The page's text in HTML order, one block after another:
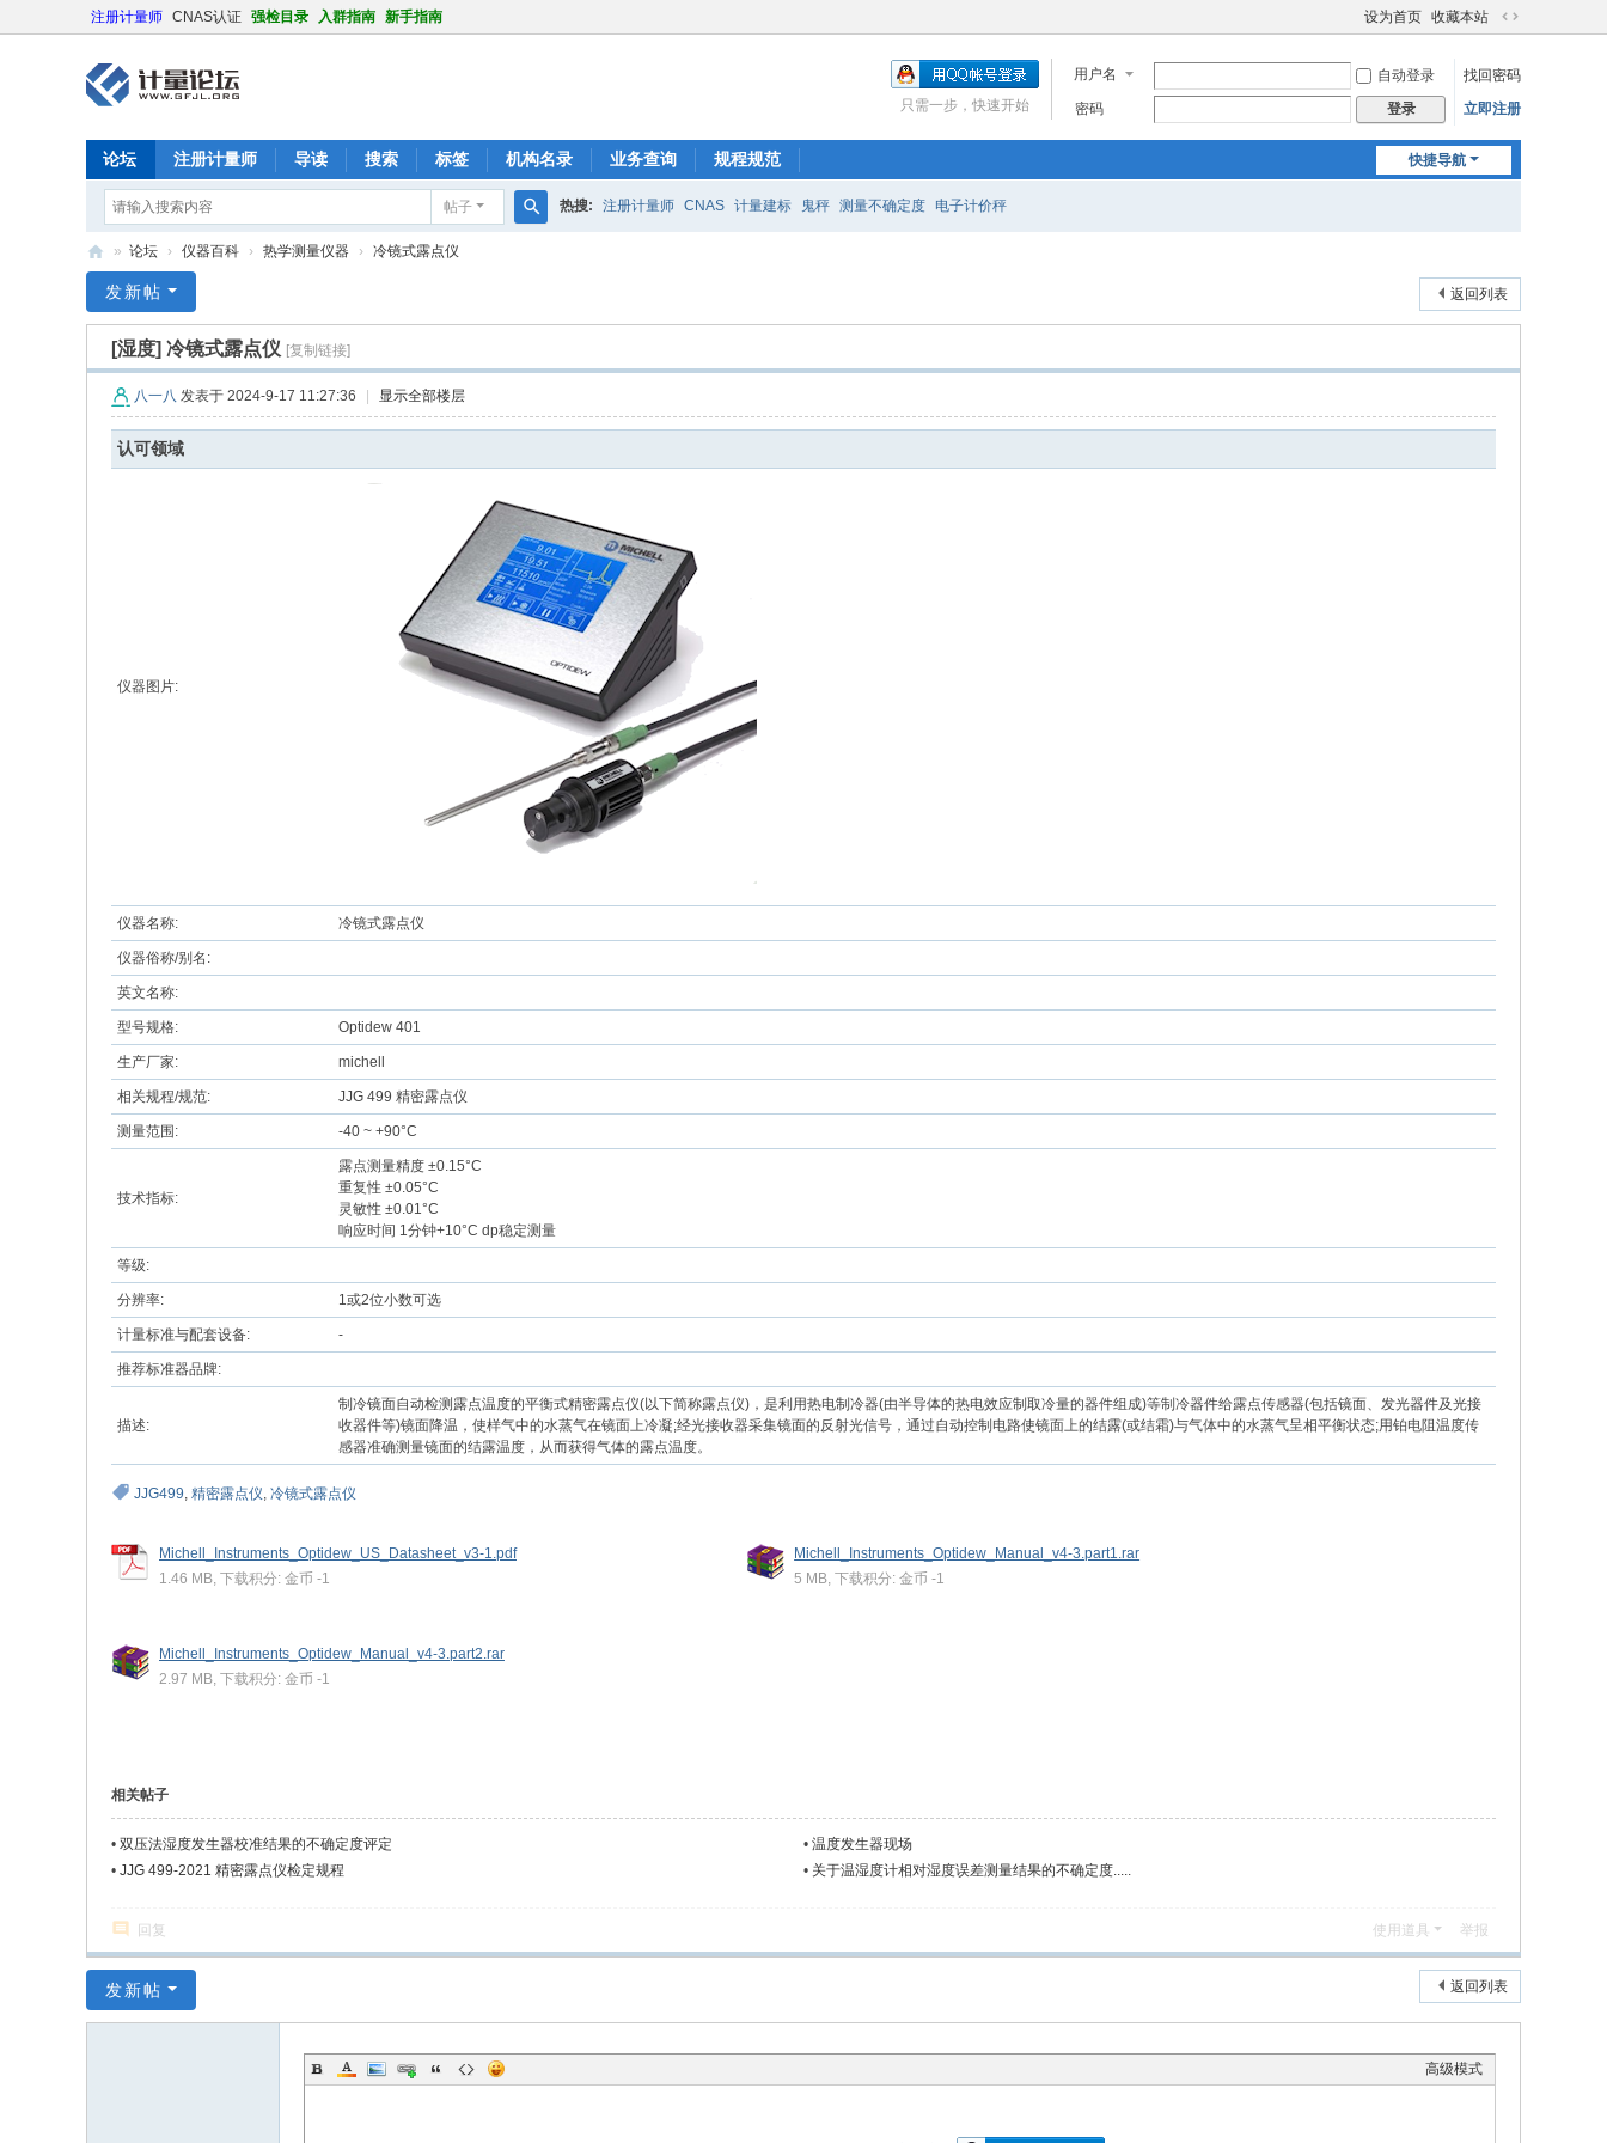
注册计量师 CNAS认证 强检目录 入群指南 新手指南 设为首页 收藏本站
切
到
宽
用户名 自动登录
找回密码
密码
登录 立即注册
只需一步，快速开始
快捷导航
论坛 注册计量师 导读 搜索 标签 机构名录 业务查询 规程规范
帖子 热搜: 注册计量师 CNAS 计量建标 鬼秤 测量不确定度 电子计价秤
量
» 论坛 › 仪器百科 › 热学测量仪器 › 冷镜式露点仪
返回列表
发新帖
[湿度] 冷镜式露点仪 [复制链接]
八一八 发表于 2024-9-17 11:27:36 显示全部楼层
认可领域
仪器图片:
仪器名称: 冷镜式露点仪
仪器俗称/别名:
英文名称:
型号规格: Optidew 401
生产厂家: michell
相关规程/规范: JJG 499 精密露点仪
测量范围: -40 ~ +90°C
技术指标:
露点测量精度 ±0.15°C
重复性 ±0.05°C
灵敏性 ±0.01°C
响应时间 1分钟+10°C dp稳定测量
等级:
分辨率: 1或2位小数可选
计量标准与配套设备: -
推荐标准器品牌:
描述:
制冷镜面自动检测露点温度的平衡式精密露点仪(以下简称露点仪)，是利用热电制冷器(由半导体的热电效应制取冷量的器件组成)等制冷器件给露点传感器(包括镜面、发光器件及光接
收器件等)镜面降温，使样气中的水蒸气在镜面上冷凝;经光接收器采集镜面的反射光信号，通过自动控制电路使镜面上的结露(或结霜)与气体中的水蒸气呈相平衡状态;用铂电阻温度传
感器准确测量镜面的结露温度，从而获得气体的露点温度。
JJG499, 精密露点仪, 冷镜式露点仪
Michell_Instruments_Optidew_US_Datasheet_v3-1.pdf
1.46 MB, 下载积分: 金币 -1
Michell_Instruments_Optidew_Manual_v4-3.part1.rar
5 MB, 下载积分: 金币 -1
Michell_Instruments_Optidew_Manual_v4-3.part2.rar
2.97 MB, 下载积分: 金币 -1
相关帖子
• 双压法湿度发生器校准结果的不确定度评定 • 温度发生器现场
• JJG 499-2021 精密露点仪检定规程 • 关于温湿度计相对湿度误差测量结果的不确定度.....
回复 使用道具 举报
返回列表
发新帖
高级模式